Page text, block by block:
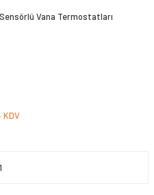
Sensörlü Vana Termostatları
KDV